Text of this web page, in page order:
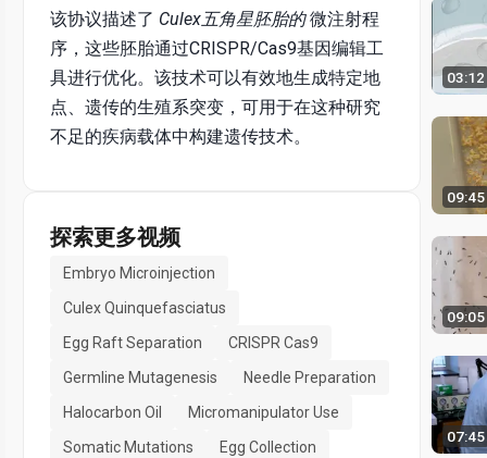
该协议描述了 Culex五角星胚胎的微注射程
序，这些胚胎通过CRISPR/Cas9基因编辑工
具进行优化。该技术可以有效地生成特定地
点、遗传的生殖系突变，可用于在这种研究
不足的疾病载体中构建遗传技术。
探索更多视频
Embryo Microinjection
Culex Quinquefasciatus
Egg Raft Separation
CRISPR Cas9
Germline Mutagenesis
Needle Preparation
Halocarbon Oil
Micromanipulator Use
Somatic Mutations
Egg Collection
03:12
09:45
09:05
07:45